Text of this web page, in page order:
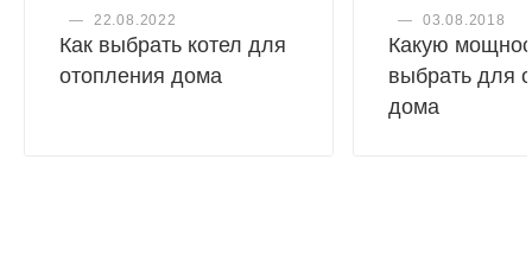
—
22.08.2022
Как выбрать котел для
отопления дома
—
03.08.2018
Какую
выбрать для
дома